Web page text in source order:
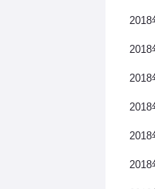
2018
2018
2018
2018
2018
2018